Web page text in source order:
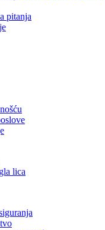
prostorno uređenje i
mlade, nauku,
pitanja
lica